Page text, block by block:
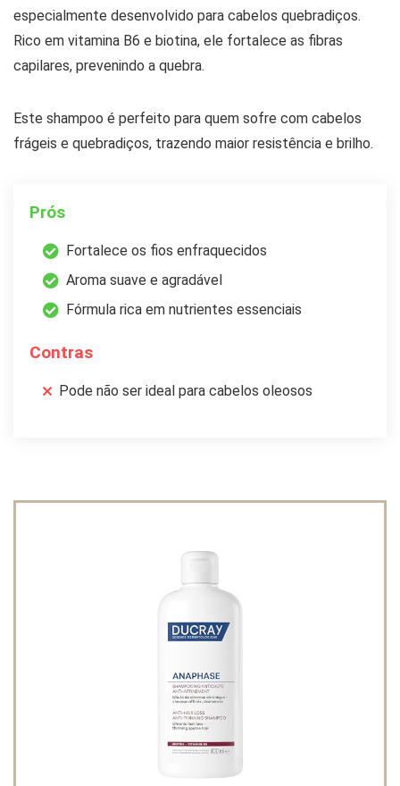
especialmente desenvolvido para cabelos quebradiços.
Rico em vitamina B6 e biotina, ele fortalece as fibras
capilares, prevenindo a quebra.
Este shampoo é perfeito para quem sofre com cabelos
frágeis e quebradiços, trazendo maior resistência e brilho.
Prós
Fortalece os fios enfraquecidos
Aroma suave e agradável
Fórmula rica em nutrientes essenciais
Contras
Pode não ser ideal para cabelos oleosos